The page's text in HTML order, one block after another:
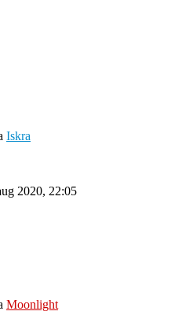
Iskra
2020, 22:05
Moonlight